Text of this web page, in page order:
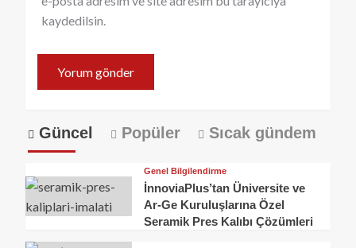
kaydedilsin.
Güncel Popüler Sıcak gündem
Genel Bilgilendirme
İnnoviaPlus’tan Üniversite ve
Ar-Ge Kuruluşlarına Özel
Seramik Pres Kalıbı Çözümleri